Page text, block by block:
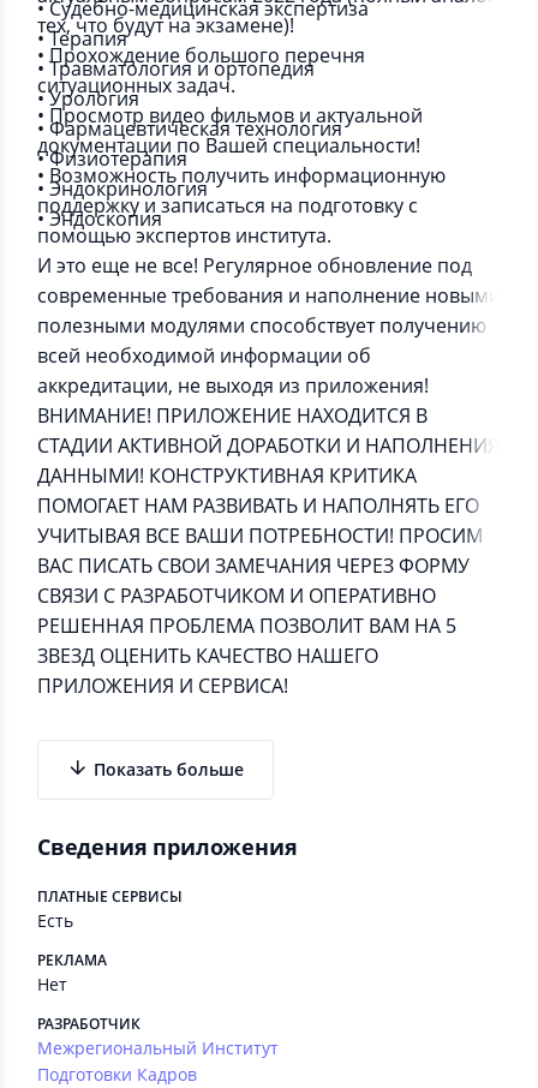
• Судебно-медицинская экспертиза
• Терапия
• Травматология и ортопедия
• Урология
• Фармацевтическая технология
• Физиотерапия
• Эндокринология
• Эндоскопия
тех, что будут на экзамене)!
• Прохождение большого перечня
ситуационных задач.
• Просмотр видео фильмов и актуальной
документации по Вашей специальности!
• Возможность получить информационную
поддержку и записаться на подготовку с
помощью экспертов института.
И это еще не все! Регулярное обновление под
современные требования и наполнение новыми
полезными модулями способствует получению
всей необходимой информации об
аккредитации, не выходя из приложения!
ВНИМАНИЕ! ПРИЛОЖЕНИЕ НАХОДИТСЯ В
СТАДИИ АКТИВНОЙ ДОРАБОТКИ И НАПОЛНЕНИЯ
ДАННЫМИ! КОНСТРУКТИВНАЯ КРИТИКА
ПОМОГАЕТ НАМ РАЗВИВАТЬ И НАПОЛНЯТЬ ЕГО
УЧИТЫВАЯ ВСЕ ВАШИ ПОТРЕБНОСТИ! ПРОСИМ
ВАС ПИСАТЬ СВОИ ЗАМЕЧАНИЯ ЧЕРЕЗ ФОРМУ
СВЯЗИ С РАЗРАБОТЧИКОМ И ОПЕРАТИВНО
РЕШЕННАЯ ПРОБЛЕМА ПОЗВОЛИТ ВАМ НА 5
ЗВЕЗД ОЦЕНИТЬ КАЧЕСТВО НАШЕГО
ПРИЛОЖЕНИЯ И СЕРВИСА!
Показать больше
Сведения приложения
ПЛАТНЫЕ СЕРВИСЫ
Есть
РЕКЛАМА
Нет
РАЗРАБОТЧИК
Межрегиональный Институт
Подготовки Кадров